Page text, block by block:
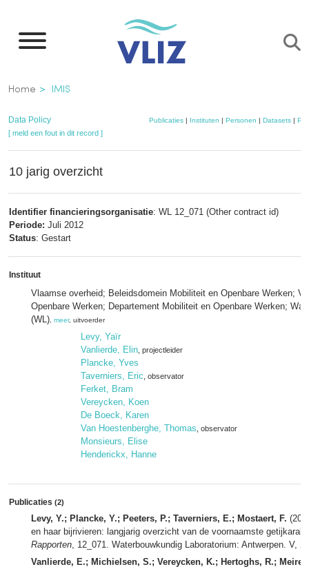
naar
inhoud
gaan
Kruimelpad
Home IMIS
Data Policy Publicaties| Instituten | Personen | Datasets|
[ meld een fout in dit record ]
10 jarig overzicht
Identifier financieringsorganisatie: WL 12_071 (Other contract id)
Periode: Juli 2012
Status: Gestart
Instituut
Vlaamse overheid; Beleidsdomein Mobiliteit en Openbare Werken;
Openbare Werken; Departement Mobiliteit en Openbare Werken;
(WL) meer, uitvoerder
Levy, Yaïr
Vanlierde, Elin , projectleider
Plancke, Yves
Taverniers, Eric , observator
Ferket, Bram
Vereycken, Koen
De Boeck, Karen
Van Hoestenberghe, Thomas , observator
Monsieurs, Elise
Henderickx, Hanne
Publicaties (2)
Levy, Y.; Plancke, Y.; Peeters, P.; Taverniers, E.; Mostaert, F.
en haar bijrivieren: langjarig overzicht van de voornaamste
Rapporten, 12_071. Waterbouwkundig Laboratorium: Antwerpen. V,
Vanlierde, E.; Michielsen, S.; Vereycken, K.; Hertoghs, R.; Meire,